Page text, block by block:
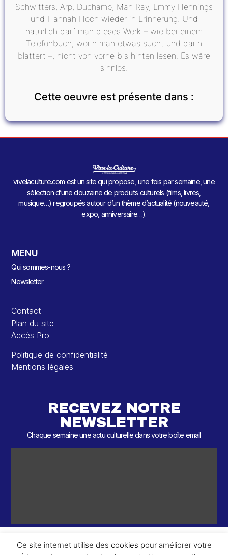
Schwitters, Arp, Duchamp, Man Ray, Emmy Hennings
und Hannah Höch wieder in Erinnerung. Und
natürlich darf man dieses Werk – wie bei einem
Telefonbuch, worin man etwas sucht und darin
blättert –, nicht von vorne bis hinten lesen. Es wäre
sinnlos.
Cette oeuvre est présente dans :
vivelaculture.com est un site qui propose, une fois par semaine, une
sélection d’une douzaine de produits culturels (films, livres,
musique…) regroupés autour d’un thème d’actualité (nouveauté,
expo, anniversaire…).
MENU
Qui sommes-nous ?
Newsletter
Contact
Plan du site
Accès Pro
Politique de confidentialité
Mentions légales
RECEVEZ NOTRE
NEWSLETTER
Chaque semaine une actu culturelle dans votre boîte email
Ce site internet utilise des cookies pour améliorer votre